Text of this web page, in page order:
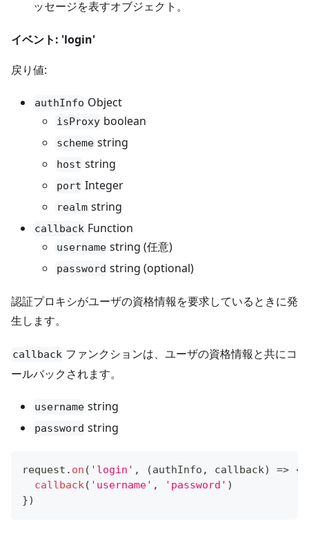
ッセージを表すオブジェクト。
イベント: 'login'
戻り値:
authInfo Object
isProxy boolean
scheme string
host string
port Integer
realm string
callback Function
username string (任意)
password string (optional)
認証プロキシがユーザの資格情報を要求しているときに発
生します。
callback ファンクションは、ユーザの資格情報と共にコ
ールバックされます。
username string
password string
request . on ( 'login' , (authInfo , callback) => {
callback( 'username' , 'password' )
})